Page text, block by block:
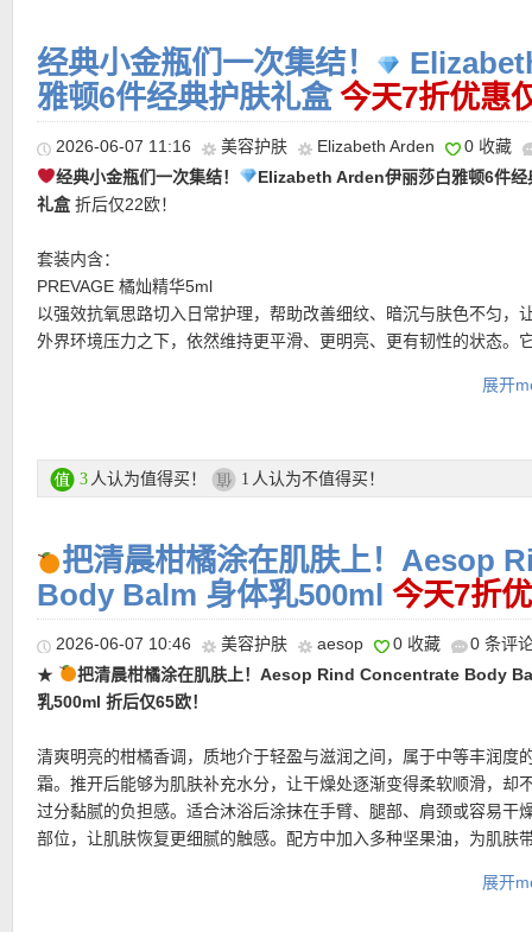
★ 今天可用7折优惠码： SONNTAG亲测有效！
★ 邮费：全场满30欧德国境内免邮（普通快递），可直邮瑞士、荷
经典小金瓶们一次集结！
雅顿6件经典护肤礼盒 今天7折优惠
2026-06-07 11:16 美容护肤 Elizabeth Arden
0 收藏
经典小金瓶们一次集结！
Elizabeth Arden伊丽莎白雅顿6件经
礼盒折后仅22欧！
套装内含：
PREVAGE 橘灿精华5ml
以强效抗氧思路切入日常护理，帮助改善细纹、暗沉与肤色不匀，
外界环境压力之下，依然维持更平滑、更明亮、更有韧性的状态。
视黄醇 + HPR 神经酰胺精华3.2ml
过程中兼顾保湿与屏障感，让焕肤不只是有效，也更显温和从容。
视黄醇 + HPR轻盈水润面霜 15ml
轻盈水感与修护逻辑结合。它一边延续细腻肤质、柔化纹理的护肤
边保留舒适、不厚重的肤感，让肌肤在更新过程中依旧维持柔软、
定。
Eight Hour经典万用霜15ml
护，还是日常急救，它都有一种老牌经典的可靠感。
Eight Hour® Hydraplay™ 完美肌肤日常保湿霜 5ml
为这套礼盒带来更轻盈的一面。它像一层清新的日间水润滤镜，让
来更柔软更平滑，也更有自然光泽感。适合那些不喜欢厚重面霜，
展开
3 人认为值得买！ 1 人认为不值得买！
把清晨柑橘涂在肌肤上！Aesop
Body Balm 身体乳500ml 今天7折
2026-06-07 10:46 美容护肤 aesop 0 收藏
0 条评
★
把清晨柑橘涂在肌肤上！Aesop Rind Concentrate Body
乳500ml 折后仅65欧！
清爽明亮的柑橘香调，质地介于轻盈与滋润之间，属于中等丰润度
霜。推开后能够为肌肤补充水分，让干燥处逐渐变得柔软顺滑，却
过分黏腻的负担感。适合沐浴后涂抹在手臂、腿部、肩颈或容易干
部位，让肌肤恢复更细腻的触感。配方中加入多种坚果油，为肌肤
展开